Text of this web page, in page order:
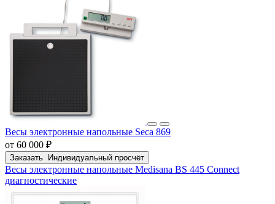
Весы электронные напольные Seca 869
от 60 000 ₽
Заказать Индивидуальный просчёт
Весы электронные напольные Medisana BS 445 Connect
диагностические